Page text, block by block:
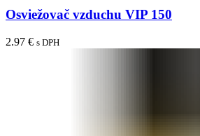
Osviežovač vzduchu VIP 150
2.97 € s DPH